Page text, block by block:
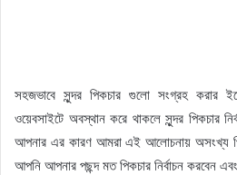
সহজভাবে সুন্দর পিকচার গুলো সংগ্রহ করার
ওয়েবসাইটে অবস্থান করে থাকলে সুন্দর পিকচার
আপনার এর কারণ আমরা এই আলোচনায় অসংখ্য
আপনি আপনার পছন্দ মত পিকচার নির্বাচন করবেন